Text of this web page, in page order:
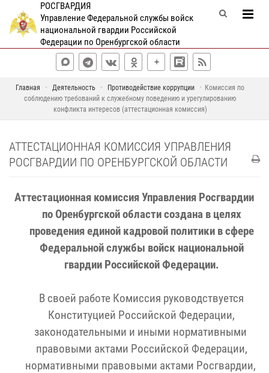
РОСГВАРДИЯ
Управление Федеральной службы войск
национальной гвардии Российской
Федерации по Оренбургской области
Главная Деятельность Противодействие коррупции
Комиссия по
соблюдению требований к служебному поведению и урегулированию
конфликта интересов (аттестационная комиссия)
АТТЕСТАЦИОННАЯ КОМИССИЯ УПРАВЛЕНИЯ
РОСГВАРДИИ ПО ОРЕНБУРГСКОЙ ОБЛАСТИ
Аттестационная комиссия Управления Росгвардии
по Оренбургской области создана в целях
проведения единой кадровой политики в сфере
Федеральной службы войск национальной
гвардии Российской Федерации.
В своей работе Комиссия руководствуется
Конституцией Российской Федерации,
законодательными и иными нормативными
правовыми актами Российской Федерации,
нормативными правовыми актами Росгвардии,